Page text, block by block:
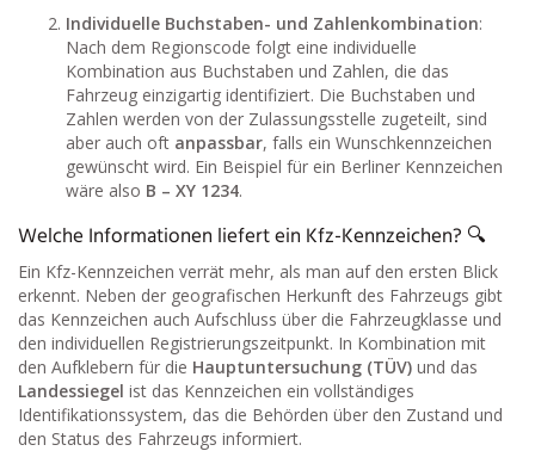
Individuelle Buchstaben- und Zahlenkombination:
Nach dem Regionscode folgt eine individuelle
Kombination aus Buchstaben und Zahlen, die das
Fahrzeug einzigartig identifiziert. Die Buchstaben und
Zahlen werden von der Zulassungsstelle zugeteilt, sind
aber auch oft anpassbar, falls ein Wunschkennzeichen
gewünscht wird. Ein Beispiel für ein Berliner Kennzeichen
wäre also B – XY 1234.
Welche Informationen liefert ein Kfz-Kennzeichen? 🔍
Ein Kfz-Kennzeichen verrät mehr, als man auf den ersten Blick
erkennt. Neben der geografischen Herkunft des Fahrzeugs gibt
das Kennzeichen auch Aufschluss über die Fahrzeugklasse und
den individuellen Registrierungszeitpunkt. In Kombination mit
den Aufklebern für die Hauptuntersuchung (TÜV) und das
Landessiegel ist das Kennzeichen ein vollständiges
Identifikationssystem, das die Behörden über den Zustand und
den Status des Fahrzeugs informiert.